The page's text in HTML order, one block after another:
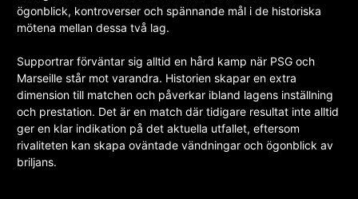
ögonblick, kontroverser och spännande mål i de historiska
mötena mellan dessa två lag.
Supportrar förväntar sig alltid en hård kamp när PSG och
Marseille står mot varandra. Historien skapar en extra
dimension till matchen och påverkar ibland lagens inställning
och prestation. Det är en match där tidigare resultat inte alltid
ger en klar indikation på det aktuella utfallet, eftersom
rivaliteten kan skapa oväntade vändningar och ögonblick av
briljans.